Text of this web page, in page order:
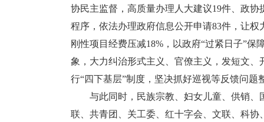
协民主监督，高质量办理人大建议19件、政协
程序，依法办理政府信息公开申请83件，让权
刚性项目经费压减18%，以政府“过紧日子”保
象，大力纠治形式主义、官僚主义，发短文、
行“四下基层”制度，坚决抓好巡视等反馈问
与此同时，民族宗教、妇女儿童、供销、
联、共青团、关工委、红十字会、文联、科